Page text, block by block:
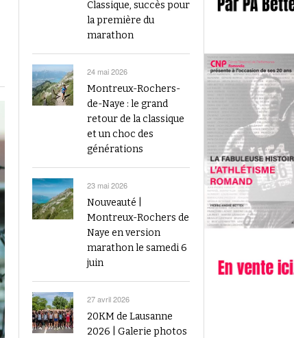
Finale du Visana Sprint ce dimanche à Berne
avec Mujinga Kambundji et plein de surprises
19 septembre 2024
Voir tout
Classique, succès pour
la première du
marathon
24 mai 2026
Montreux-Rochers-
de-Naye : le grand
retour de la classique
et un choc des
générations
23 mai 2026
Nouveauté |
Montreux-Rochers de
Naye en version
marathon le samedi 6
juin
27 avril 2026
20KM de Lausanne
2026 | Galerie photos